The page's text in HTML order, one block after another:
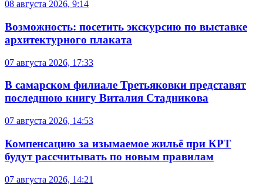
08 августа 2026, 9:14
Возможность: посетить экскурсию по выставке
архитектурного плаката
07 августа 2026, 17:33
В самарском филиале Третьяковки представят
последнюю книгу Виталия Стадникова
07 августа 2026, 14:53
Компенсацию за изымаемое жильё при КРТ
будут рассчитывать по новым правилам
07 августа 2026, 14:21